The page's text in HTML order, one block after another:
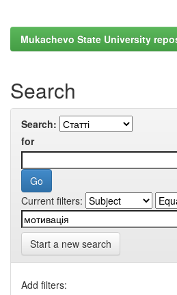
Mukachevo State University
Search
Search:
for
Current filters:
Start a new search
Add filters: